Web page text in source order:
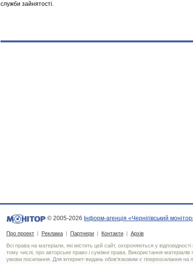
служби зайнятості.
© 2005-2026 Інформ-агенція «Чернігівський
Про проект | Реклама | Партнери | Контакти | Архів
Всі права на матеріали, які містить цей сайт, охороняються у
тому числі, про авторське право і суміжні права. Використання
умови посилання. Для iнтернет-видань обов'язковим є гiперпосилання на